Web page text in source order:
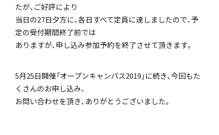
たが、ご好評により
当日の27日夕方に、各日すべて定員に達しましたので、予
定の受付期間終了前では
ありますが、申し込み参加予約を終了させて頂きます。
5月25日開催「オープンキャンパス2019」に続き、今回もた
くさんのお申し込み、
お問い合わせを頂き、ありがとうございました。
「SDGs」の取り組みについて
いじめ防止基本方針